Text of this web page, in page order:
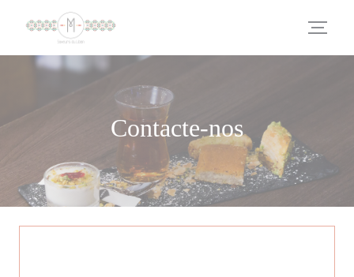
Painel de Gerenciamento de Cookies
Contacte-nos